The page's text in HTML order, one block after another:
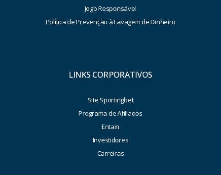
Jogo Responsável
Política de Prevenção à Lavagem de Dinheiro
LINKS CORPORATIVOS
Site Sportingbet
Programa de Afiliados
Entain
Investidores
Carreiras